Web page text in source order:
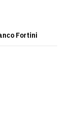
Fortini